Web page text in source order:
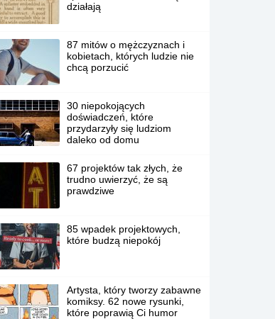
działają
87 mitów o mężczyznach i
kobietach, których ludzie nie
chcą porzucić
30 niepokojących
doświadczeń, które
przydarzyły się ludziom
daleko od domu
67 projektów tak złych, że
trudno uwierzyć, że są
prawdziwe
85 wpadek projektowych,
które budzą niepokój
Artysta, który tworzy zabawne
komiksy. 62 nowe rysunki,
które poprawią Ci humor